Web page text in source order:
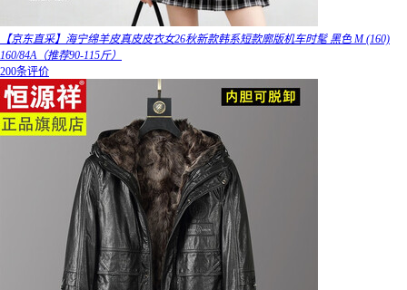
【京东直采】海宁绵羊皮真皮皮衣女26秋新款韩系短款廓版机车时髦 黑色 M (160)
160/84A（推荐90-115斤）
200条评价